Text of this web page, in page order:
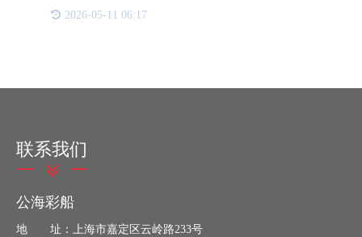
有防伪工艺的防伪码。防伪码个性化定制可以帮助企
业提高产品的档次，协助企业品牌宣传。将防伪码标
2026-05-11 06:17
联系我们
公海彩船
地 址：上海市嘉定区云岭路233号